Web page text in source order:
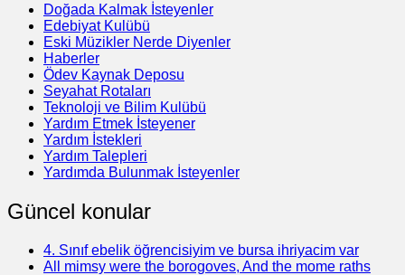
Doğada Kalmak İsteyenler
Edebiyat Kulübü
Eski Müzikler Nerde Diyenler
Haberler
Ödev Kaynak Deposu
Seyahat Rotaları
Teknoloji ve Bilim Kulübü
Yardım Etmek İsteyener
Yardım İstekleri
Yardım Talepleri
Yardımda Bulunmak İsteyenler
Güncel konular
4. Sınıf ebelik öğrencisiyim ve bursa ihriyacim var
All mimsy were the borogoves, And the mome raths